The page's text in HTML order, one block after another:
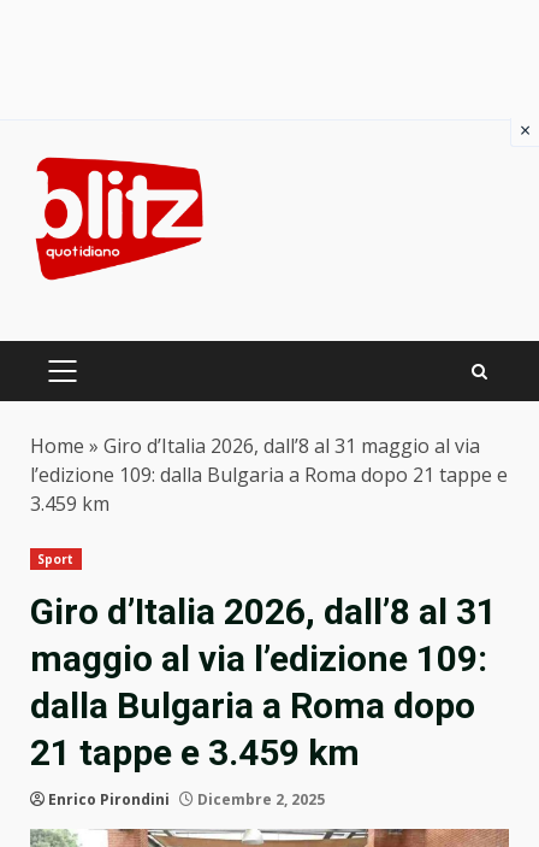
content
PRIMARY
Home » Giro d’Italia 2026, dall’8 al 31 maggio al via
l’edizione 109: dalla Bulgaria a Roma dopo 21 tappe e
3.459 km
Sport
Giro d’Italia 2026, dall’8 al 31
maggio al via l’edizione 109:
dalla Bulgaria a Roma dopo
21 tappe e 3.459 km
Enrico Pirondini Dicembre 2, 2025
×